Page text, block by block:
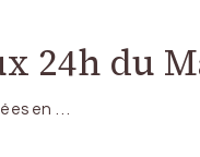
24h du
en …